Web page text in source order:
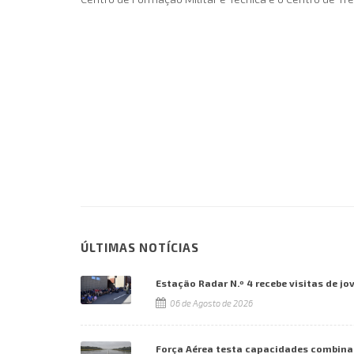
ÚLTIMAS NOTÍCIAS
Estação Radar N.º 4 recebe visitas de
06 de Agosto de 2026
Força Aérea testa capacidades